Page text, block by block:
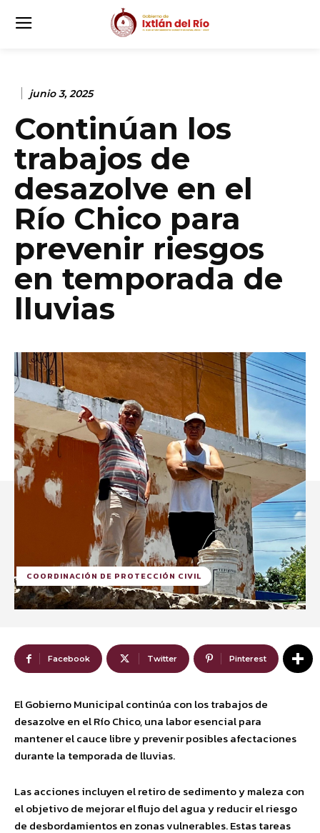
junio 3, 2025
Continúan los
trabajos de
desazolve en el
Río Chico para
prevenir riesgos
en temporada de
lluvias
COORDINACIÓN DE PROTECCIÓN CIVIL
Facebook Twitter Pinterest
El Gobierno Municipal continúa con los trabajos de
desazolve en el Río Chico, una labor esencial para
mantener el cauce libre y prevenir posibles afectaciones
durante la temporada de lluvias.
Las acciones incluyen el retiro de sedimento y maleza con
el objetivo de mejorar el flujo del agua y reducir el riesgo
de desbordamientos en zonas vulnerables. Estas tareas